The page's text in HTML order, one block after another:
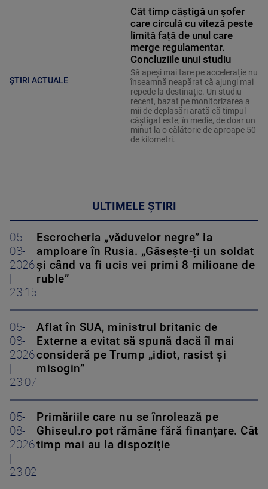
ȘTIRI ACTUALE
Cât timp câștigă un șofer
care circulă cu viteză peste
limită față de unul care
merge regulamentar.
Concluziile unui studiu
Să apeși mai tare pe accelerație nu
înseamnă neapărat că ajungi mai
repede la destinație. Un studiu
recent, bazat pe monitorizarea a
mii de deplasări arată că timpul
câștigat este, în medie, de doar un
minut la o călătorie de aproape 50
de kilometri.
ULTIMELE ȘTIRI
05-
08-
2026
|
23:15
Escrocheria „văduvelor negre” ia
amploare în Rusia. „Găsește-ți un soldat
și când va fi ucis vei primi 8 milioane de
ruble”
05-
08-
2026
|
23:07
Aflat în SUA, ministrul britanic de
Externe a evitat să spună dacă îl mai
consideră pe Trump „idiot, rasist și
misogin”
05-
08-
2026
|
23:02
Primăriile care nu se înrolează pe
Ghiseul.ro pot rămâne fără finanțare. Cât
timp mai au la dispoziție